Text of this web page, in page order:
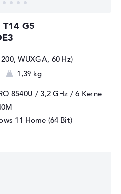
T14 G5
WUXGA, 60 Hz)
1,39 kg
8540U / 3,2 GHz / 6 Kerne
11 Home (64 Bit)